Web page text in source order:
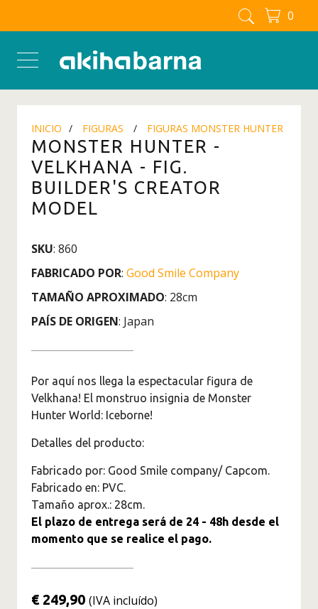
Figuras
Figuras Blue Lock
Figuras Boku No Hero - My
Hero Academia
Figuras Chainsaw man
Figuras Dandadan
Figuras Dragon Ball
Figuras Full Metal Alchemist
Figuras Inuyasha
Figuras Marvel
Figuras Kimetsu No Yaiba -
Demon Slayer
Figuras Monster Hunter
Figuras de One Piece
Originales
Saint Seiya Figuras de
Colección
Figuras Solo Leveling
Figuras Spy X Family
0
INICIO FIGURAS FIGURAS MONSTER HUNTER
MONSTER HUNTER -
VELKHANA - FIG.
BUILDER'S CREATOR
MODEL
SKU: 860
FABRICADO POR: Good Smile Company
TAMAÑO APROXIMADO: 28cm
PAÍS DE ORIGEN: Japan
Por aquí nos llega la espectacular figura de
Velkhana! El monstruo insignia de Monster
Hunter World: Iceborne!
Detalles del producto:
Fabricado por: Good Smile company/ Capcom.
Fabricado en: PVC.
Tamaño aprox.: 28cm.
El plazo de entrega será de 24 - 48h desde el
momento que se realice el pago.
€ 249,90 (IVA incluído)